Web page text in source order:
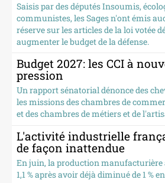
Saisis par des députés Insoumis,
communistes, les Sages n'ont émis
réserve sur les articles de la loi votée
augmenter le budget de la défense.
Budget 2027: les CCI à
pression
Un rapport sénatorial dénonce des
les missions des chambres de
et des chambres de métiers et de
L'activité industrielle
de façon inattendue
En juin, la production manufacturière
1,1 % après avoir déjà diminué de 1 %